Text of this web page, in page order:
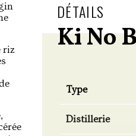
riz
DÉTAILS
Ki No
Type
Distillerie